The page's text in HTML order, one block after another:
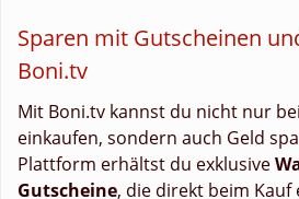
Sparen mit Gutscheinen
Boni.tv
Mit Boni.tv kannst du nicht nur
einkaufen, sondern auch Geld
Plattform erhältst du exklusive
Gutscheine, die direkt beim